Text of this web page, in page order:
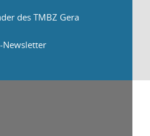
des TMBZ Gera
Newsletter